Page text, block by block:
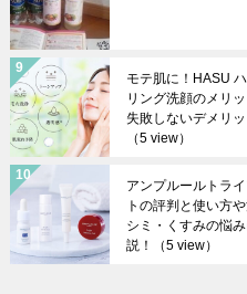
モテ肌に！HASU
リング洗顔のメリ
失敗しないデメリッ
（5 view）
アンプルールトラ
トの評判と使い方や
シミ・くすみの悩
説！
（5 view）